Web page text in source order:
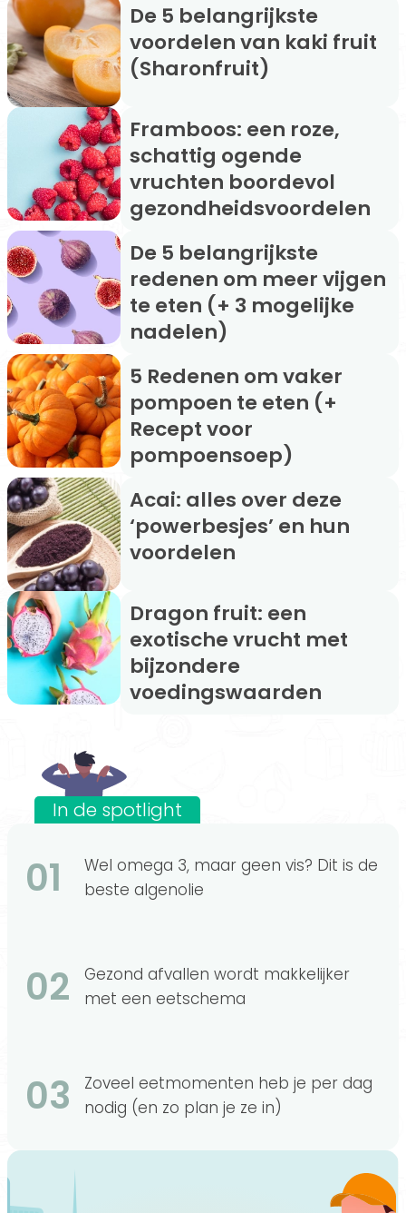
De 5 belangrijkste
voordelen van kaki fruit
(Sharonfruit)
Framboos: een roze,
schattig ogende
vruchten boordevol
gezondheidsvoordelen
De 5 belangrijkste
redenen om meer vijgen
te eten (+ 3 mogelijke
nadelen)
5 Redenen om vaker
pompoen te eten (+
Recept voor
pompoensoep)
Acai: alles over deze
‘powerbesjes’ en hun
voordelen
Dragon fruit: een
exotische vrucht met
bijzondere
voedingswaarden
In de spotlight
01
Wel omega 3, maar geen vis? Dit is de
beste algenolie
02
Gezond afvallen wordt makkelijker
met een eetschema
03
Zoveel eetmomenten heb je per dag
nodig (en zo plan je ze in)